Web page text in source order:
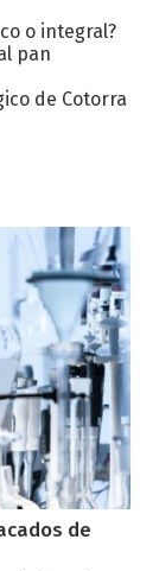
o integral?
pan
de Cotorra
de